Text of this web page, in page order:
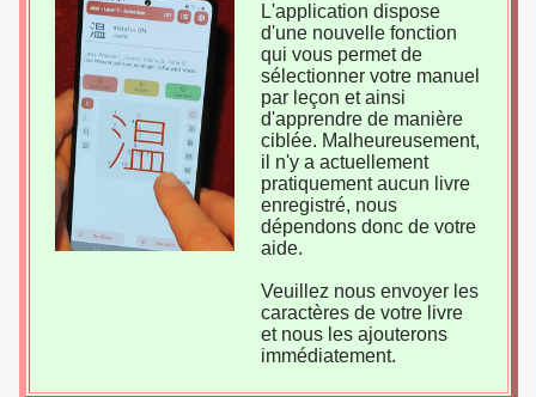
L'application dispose
d'une nouvelle fonction
qui vous permet de
sélectionner votre manuel
par leçon et ainsi
d'apprendre de manière
ciblée. Malheureusement,
il n'y a actuellement
pratiquement aucun livre
enregistré, nous
dépendons donc de votre
aide.
Veuillez nous envoyer les
caractères de votre livre
et nous les ajouterons
immédiatement.